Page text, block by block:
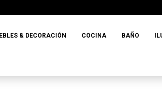
& DECORACIÓN COCINA BAÑO